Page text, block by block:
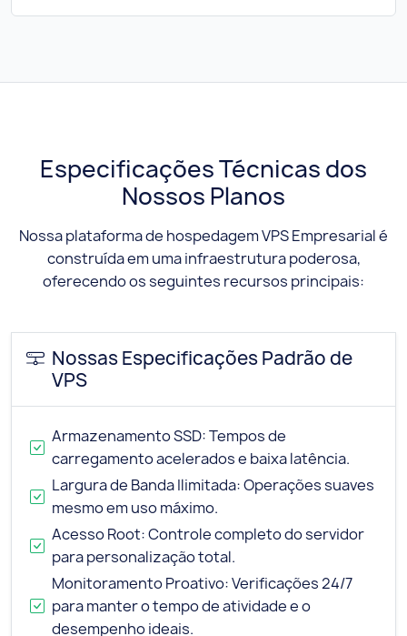
Especificações Técnicas dos
Nossos Planos
Nossa plataforma de hospedagem VPS Empresarial é
construída em uma infraestrutura poderosa,
oferecendo os seguintes recursos principais:
Nossas Especificações Padrão de
VPS
Armazenamento SSD: Tempos de
carregamento acelerados e baixa latência.
Largura de Banda Ilimitada: Operações suaves
mesmo em uso máximo.
Acesso Root: Controle completo do servidor
para personalização total.
Monitoramento Proativo: Verificações 24/7
para manter o tempo de atividade e o
desempenho ideais.